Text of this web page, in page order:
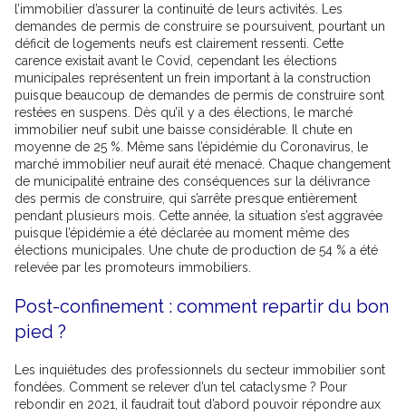
l’immobilier d’assurer la continuité de leurs activités. Les
demandes de permis de construire se poursuivent, pourtant un
déficit de logements neufs est clairement ressenti. Cette
carence existait avant le Covid, cependant les élections
municipales représentent un frein important à la construction
puisque beaucoup de demandes de permis de construire sont
restées en suspens. Dès qu’il y a des élections, le marché
immobilier neuf subit une baisse considérable. Il chute en
moyenne de 25 %. Même sans l’épidémie du Coronavirus, le
marché immobilier neuf aurait été menacé. Chaque changement
de municipalité entraine des conséquences sur la délivrance
des permis de construire, qui s’arrête presque entièrement
pendant plusieurs mois. Cette année, la situation s’est aggravée
puisque l’épidémie a été déclarée au moment même des
élections municipales. Une chute de production de 54 % a été
relevée par les promoteurs immobiliers.
Post-confinement : comment repartir du bon
pied ?
Les inquiétudes des professionnels du secteur immobilier sont
fondées. Comment se relever d’un tel cataclysme ? Pour
rebondir en 2021, il faudrait tout d’abord pouvoir répondre aux